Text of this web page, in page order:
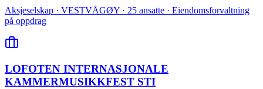
Aksjeselskap · VESTVÅGØY · 25 ansatte · Eiendomsforvaltning
på oppdrag
LOFOTEN INTERNASJONALE
KAMMERMUSIKKFEST STI